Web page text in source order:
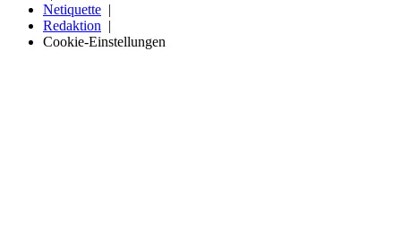
Netiquette
Redaktion
Cookie-Einstellungen